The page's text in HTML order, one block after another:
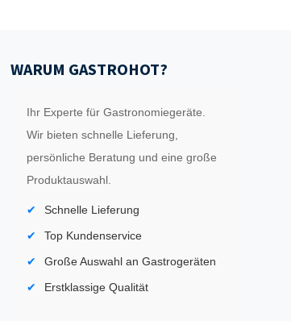
WARUM GASTROHOT?
Ihr Experte für Gastronomiegeräte.
Wir bieten schnelle Lieferung,
persönliche Beratung und eine große
Produktauswahl.
Schnelle Lieferung
Top Kundenservice
Große Auswahl an Gastrogeräten
Erstklassige Qualität